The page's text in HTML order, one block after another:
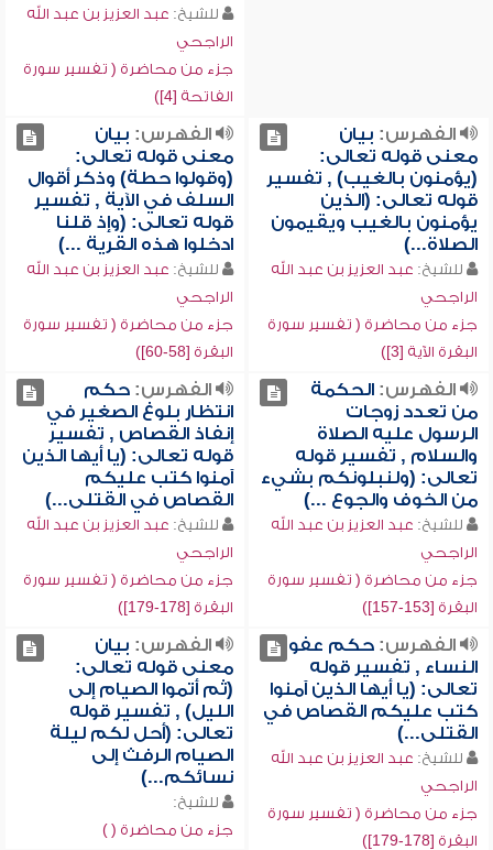
للشيخ: عبد العزيز بن عبد الله
الراجحي
جزء من محاضرة ( تفسير سورة
الفاتحة [4])
الفهرس: بيان
معنى قوله تعالى:
(يؤمنون بالغيب) , تفسير
قوله تعالى: (الذين
يؤمنون بالغيب ويقيمون
الصلاة...)
للشيخ: عبد العزيز بن عبد الله
الراجحي
جزء من محاضرة ( تفسير سورة
البقرة الآية [3])
الفهرس: بيان
معنى قوله تعالى:
(وقولوا حطة) وذكر أقوال
السلف في الآية , تفسير
قوله تعالى: (وإذ قلنا
ادخلوا هذه القرية ...)
للشيخ: عبد العزيز بن عبد الله
الراجحي
جزء من محاضرة ( تفسير سورة
البقرة [58-60])
الفهرس:الحكمة
من تعدد زوجات
الرسول عليه الصلاة
والسلام , تفسير قوله
تعالى: (ولنبلونكم بشيء
من الخوف والجوع ...)
للشيخ: عبد العزيز بن عبد الله
الراجحي
جزء من محاضرة ( تفسير سورة
البقرة [153-157])
الفهرس:حكم
انتظار بلوغ الصغير في
إنفاذ القصاص , تفسير
قوله تعالى: (يا أيها الذين
آمنوا كتب عليكم
القصاص في القتلى...)
للشيخ: عبد العزيز بن عبد الله
الراجحي
جزء من محاضرة ( تفسير سورة
البقرة [178-179])
الفهرس:حكم عفو
النساء , تفسير قوله
تعالى: (يا أيها الذين آمنوا
كتب عليكم القصاص في
القتلى...)
للشيخ: عبد العزيز بن عبد الله
الراجحي
جزء من محاضرة ( تفسير سورة
البقرة [178-179])
الفهرس: بيان
معنى قوله تعالى:
(ثم أتموا الصيام إلى
الليل) , تفسير قوله
تعالى: (أحل لكم ليلة
الصيام الرفث إلى
نسائكم...)
للشيخ:
جزء من محاضرة ( )